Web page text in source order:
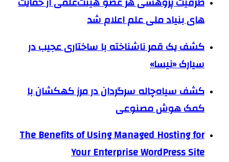
های بنیاد ملی علم اعلام شد
کشف یک قمر ناشناخته با ساختاری عجیب در
سیارک «نیسا»
کشف سیاه‌چاله سرگردان در مرز کهکشان با
کمک هوش مصنوعی
The Benefits of Using Managed Hosting for
Your Enterprise WordPress Site